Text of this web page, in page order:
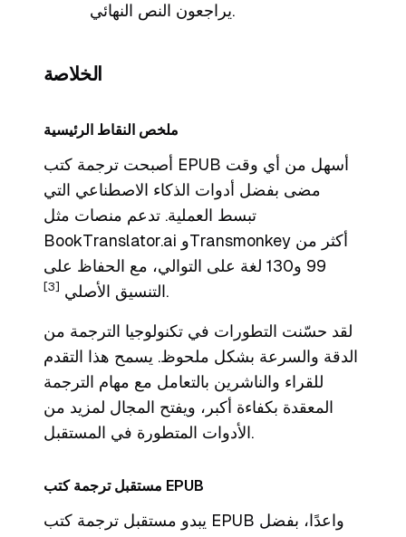
يراجعون النص النهائي.
الخلاصة
ملخص النقاط الرئيسية
أصبحت ترجمة كتب EPUB أسهل من أي وقت
مضى بفضل أدوات الذكاء الاصطناعي التي
تبسط العملية. تدعم منصات مثل
BookTranslator.ai وTransmonkey أكثر من
99 و130 لغة على التوالي، مع الحفاظ على
التنسيق الأصلي [3] .
لقد حسّنت التطورات في تكنولوجيا الترجمة من
الدقة والسرعة بشكل ملحوظ. يسمح هذا التقدم
للقراء والناشرين بالتعامل مع مهام الترجمة
المعقدة بكفاءة أكبر، ويفتح المجال لمزيد من
الأدوات المتطورة في المستقبل.
مستقبل ترجمة كتب EPUB
يبدو مستقبل ترجمة كتب EPUB واعدًا، بفضل